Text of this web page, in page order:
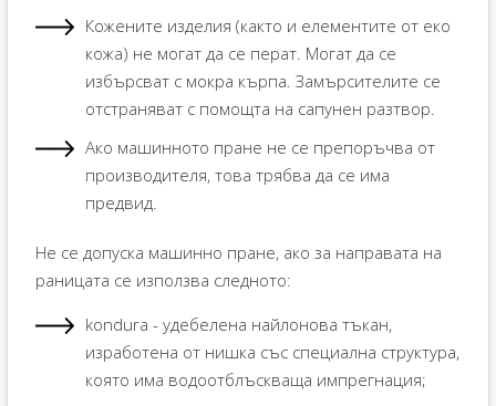
Кожените изделия (както и елементите от еко
кожа) не могат да се перат. Могат да се
избърсват с мокра кърпа. Замърсителите се
отстраняват с помощта на сапунен разтвор.
Ако машинното пране не се препоръчва от
производителя, това трябва да се има
предвид.
Не се допуска машинно пране, ако за направата на
раницата се използва следното:
kondura - удебелена найлонова тъкан,
изработена от нишка със специална структура,
която има водоотблъскваща импрегнация;